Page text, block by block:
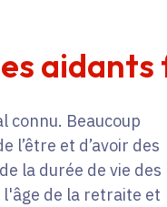
connu. Beaucoup
l’être et d’avoir des
la durée de vie des
de la retraite et